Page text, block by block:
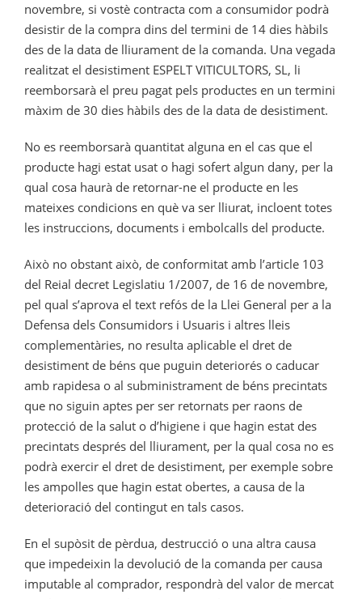
novembre, si vostè contracta com a consumidor podrà
desistir de la compra dins del termini de 14 dies hàbils
des de la data de lliurament de la comanda. Una vegada
realitzat el desistiment ESPELT VITICULTORS, SL, li
reemborsarà el preu pagat pels productes en un termini
màxim de 30 dies hàbils des de la data de desistiment.
No es reemborsarà quantitat alguna en el cas que el
producte hagi estat usat o hagi sofert algun dany, per la
qual cosa haurà de retornar-ne el producte en les
mateixes condicions en què va ser lliurat, incloent totes
les instruccions, documents i embolcalls del producte.
Això no obstant això, de conformitat amb l’article 103
del Reial decret Legislatiu 1/2007, de 16 de novembre,
pel qual s’aprova el text refós de la Llei General per a la
Defensa dels Consumidors i Usuaris i altres lleis
complementàries, no resulta aplicable el dret de
desistiment de béns que puguin deteriorés o caducar
amb rapidesa o al subministrament de béns precintats
que no siguin aptes per ser retornats per raons de
protecció de la salut o d’higiene i que hagin estat des
precintats després del lliurament, per la qual cosa no es
podrà exercir el dret de desistiment, per exemple sobre
les ampolles que hagin estat obertes, a causa de la
deterioració del contingut en tals casos.
En el supòsit de pèrdua, destrucció o una altra causa
que impedeixin la devolució de la comanda per causa
imputable al comprador, respondrà del valor de mercat